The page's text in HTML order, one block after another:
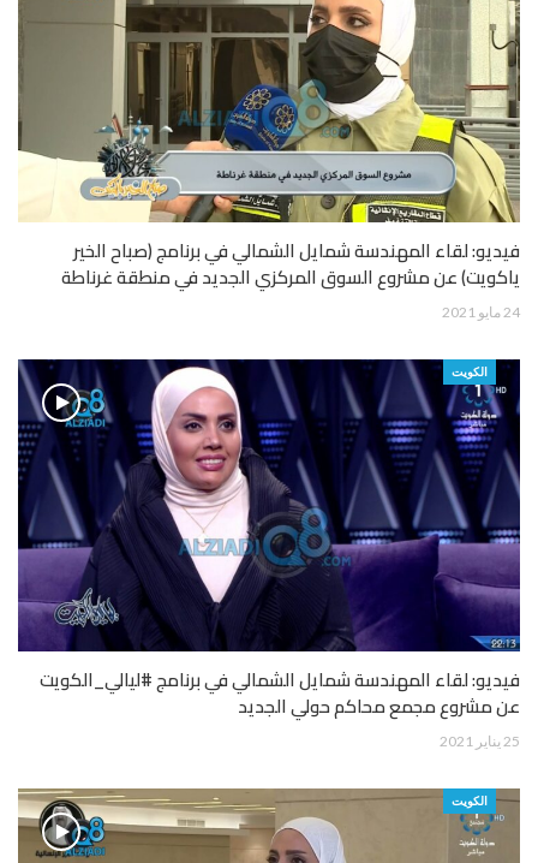
فيديو: لقاء المهندسة شمايل الشمالي في برنامج (صباح الخير
ياكويت) عن مشروع السوق المركزي الجديد في منطقة غرناطة
24 مايو 2021
الكويت
فيديو: لقاء المهندسة شمايل الشمالي في برنامج #ليالي_الكويت
عن مشروع مجمع محاكم حولي الجديد
25 يناير 2021
الكويت